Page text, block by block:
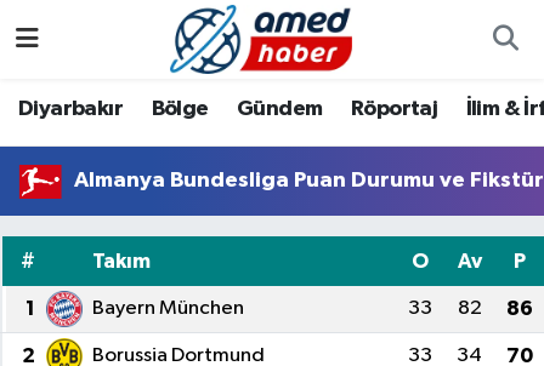
Diyarbakır Bölge Gündem Röportaj İlim &
Almanya Bundesliga Puan Durumu ve Fikstür
# Takım O Av P
1 Bayern München 33 82 86
2 Borussia Dortmund 33 34 70
Bölge
Röportaj
Yazarlar
Aile
Asayiş
Bölge
Diyarbakır Hava Durumu
Diyarbakır Namaz Vakitleri
Süper Lig Puan Durumu ve Fikstür